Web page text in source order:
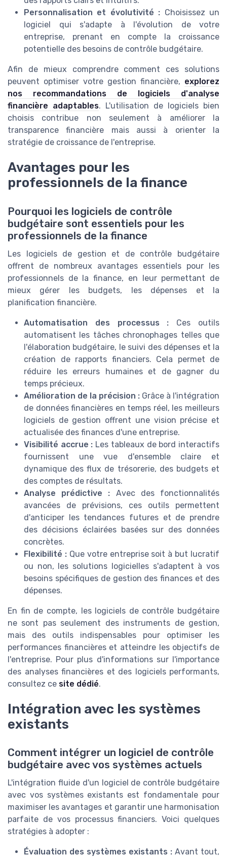
Personnalisation et évolutivité : Choisissez un
logiciel qui s'adapte à l'évolution de votre
entreprise, prenant en compte la croissance
potentielle des besoins de contrôle budgétaire.
Afin de mieux comprendre comment ces solutions
peuvent optimiser votre gestion financière, explorez
nos recommandations de logiciels d'analyse
financière adaptables. L'utilisation de logiciels bien
choisis contribue non seulement à améliorer la
transparence financière mais aussi à orienter la
stratégie de croissance de l'entreprise.
Avantages pour les
professionnels de la finance
Pourquoi les logiciels de contrôle
budgétaire sont essentiels pour les
professionnels de la finance
Les logiciels de gestion et de contrôle budgétaire
offrent de nombreux avantages essentiels pour les
professionnels de la finance, en leur permettant de
mieux gérer les budgets, les dépenses et la
planification financière.
Automatisation des processus : Ces outils
automatisent les tâches chronophages telles que
l'élaboration budgétaire, le suivi des dépenses et la
création de rapports financiers. Cela permet de
réduire les erreurs humaines et de gagner du
temps précieux.
Amélioration de la précision : Grâce à l'intégration
de données financières en temps réel, les meilleurs
logiciels de gestion offrent une vision précise et
actualisée des finances d'une entreprise.
Visibilité accrue : Les tableaux de bord interactifs
fournissent une vue d'ensemble claire et
dynamique des flux de trésorerie, des budgets et
des comptes de résultats.
Analyse prédictive : Avec des fonctionnalités
avancées de prévisions, ces outils permettent
d'anticiper les tendances futures et de prendre
des décisions éclairées basées sur des données
concrètes.
Flexibilité :Que votre entreprise soit à but lucratif
ou non, les solutions logicielles s'adaptent à vos
besoins spécifiques de gestion des finances et des
dépenses.
En fin de compte, les logiciels de contrôle budgétaire
ne sont pas seulement des instruments de gestion,
mais des outils indispensables pour optimiser les
performances financières et atteindre les objectifs de
l'entreprise. Pour plus d'informations sur l'importance
des analyses financières et des logiciels performants,
consultez ce site dédié.
Intégration avec les systèmes
existants
Comment intégrer un logiciel de contrôle
budgétaire avec vos systèmes actuels
L'intégration fluide d'un logiciel de contrôle budgétaire
avec vos systèmes existants est fondamentale pour
maximiser les avantages et garantir une harmonisation
parfaite de vos processus financiers. Voici quelques
stratégies à adopter :
Évaluation des systèmes existants : Avant tout,